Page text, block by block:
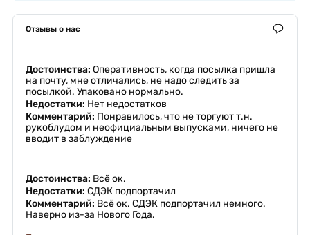
Отзывы о нас
Достоинства: Оперативность, когда посылка пришла
на почту, мне отличались, не надо следить за
посылкой. Упаковано нормально.
Недостатки: Нет недостатков
Комментарий: Понравилось, что не торгуют т.н.
рукоблудом и неофициальным выпусками, ничего не
вводит в заблуждение
Достоинства: Всё ок.
Недостатки: СДЭК подпортачил
Комментарий: Всё ок. СДЭК подпортачил немного.
Наверно из-за Нового Года.